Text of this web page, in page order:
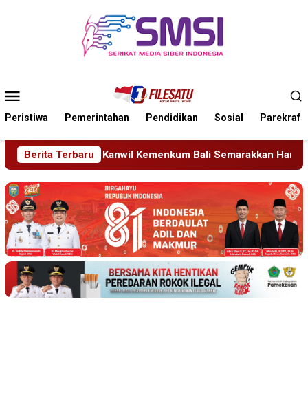
Mobile
Peristiwa Pemerintahan Pendidikan Sosial Parekraf
Berita Terbaru
Bali Semarakkan Hari Pengayoman ke-81